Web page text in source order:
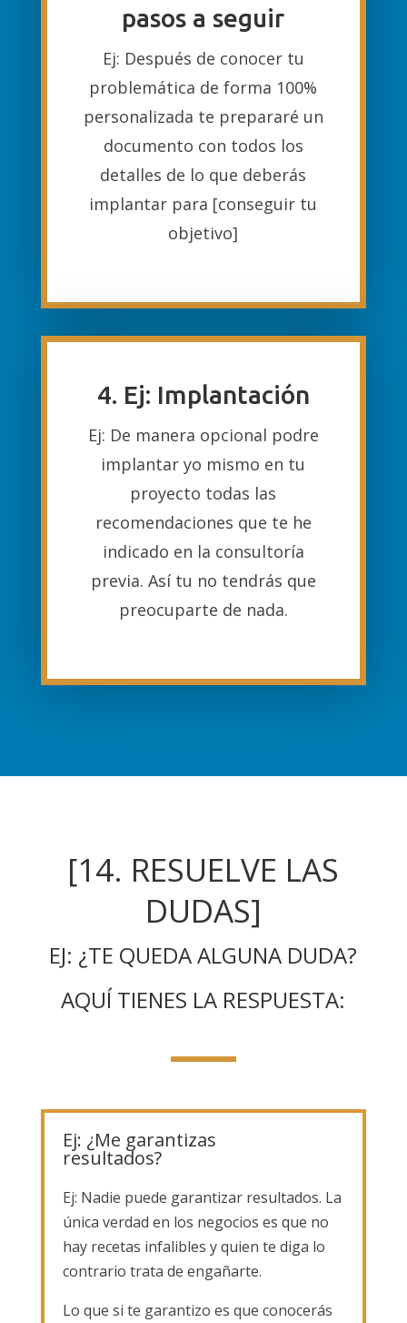
pasos a seguir
Ej: Después de conocer tu
problemática de forma 100%
personalizada te prepararé un
documento con todos los
detalles de lo que deberás
implantar para [conseguir tu
objetivo]
4. Ej: Implantación
Ej: De manera opcional podre
implantar yo mismo en tu
proyecto todas las
recomendaciones que te he
indicado en la consultoría
previa. Así tu no tendrás que
preocuparte de nada.
[14. RESUELVE LAS
DUDAS]
EJ: ¿TE QUEDA ALGUNA DUDA?
AQUÍ TIENES LA RESPUESTA:
Ej: ¿Me garantizas
resultados?
Ej: Nadie puede garantizar resultados. La
única verdad en los negocios es que no
hay recetas infalibles y quien te diga lo
contrario trata de engañarte.
Lo que si te garantizo es que conocerás